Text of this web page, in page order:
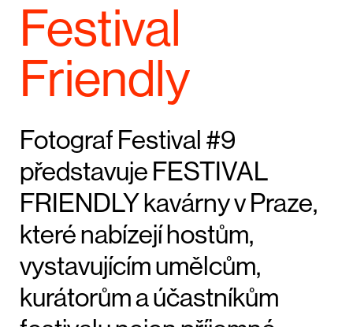
Festival
Friendly
Fotograf Festival #9
představuje FESTIVAL
FRIENDLY kavárny v Praze,
které nabízejí hostům,
vystavujícím umělcům,
kurátorům a účastníkům